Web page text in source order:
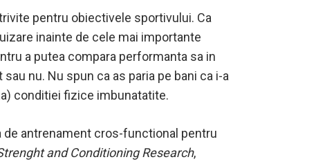
pentru obiectivele sportivului. Ca
inainte de cele mai importante
a putea compara performanta sa in
nu. Nu spun ca as paria pe bani ca i-a
conditiei fizice imbunatatite.
antrenament cros-functional pentru
and Conditioning Research,